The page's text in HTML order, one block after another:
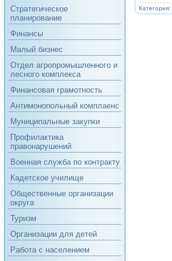
Стратегическое
планирование
Финансы
Малый бизнес
Отдел агропромышленного и
лесного комплекса
Финансовая грамотность
Антимонопольный комплаенс
Муниципальные закупки
Профилактика
правонарушений
Военная служба по контракту
Кадетское училище
Общественные организации
округа
Туризм
Организации для детей
Работа с населением
Категория: